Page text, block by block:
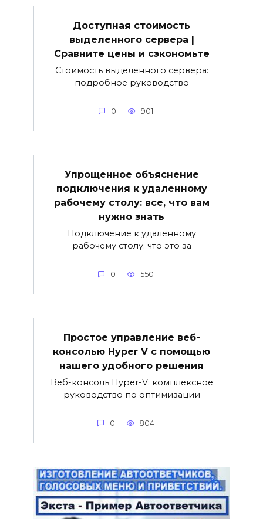
Доступная стоимость
выделенного сервера |
Сравните цены и сэкономьте
Стоимость выделенного сервера:
подробное руководство
0 901
Упрощенное объяснение
подключения к удаленному
рабочему столу: все, что вам
нужно знать
Подключение к удаленному
рабочему столу: что это за
0 550
Простое управление веб-
консолью Hyper V с помощью
нашего удобного решения
Веб-консоль Hyper-V: комплексное
руководство по оптимизации
0 804